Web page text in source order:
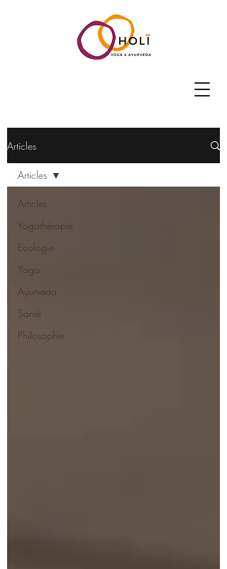
Articles
Articles
Yogathérapie
Ecologie
Yoga
Ayurveda
Santé
Philosophie
Articles